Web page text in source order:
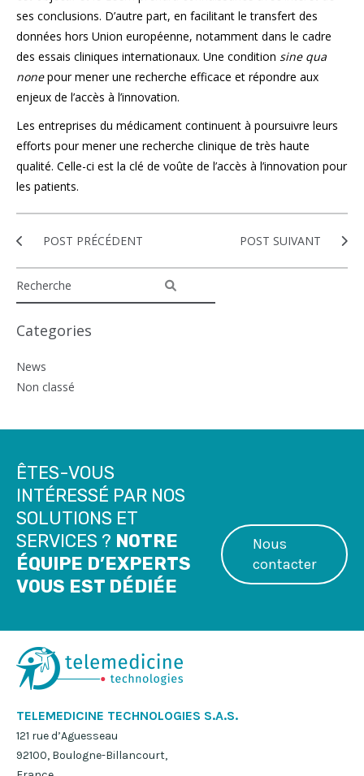
ses conclusions. D’autre part, en facilitant le transfert des
données hors Union européenne, notamment dans le cadre
des essais cliniques internationaux. Une condition sine qua
nonepour mener une recherche efficace et répondre aux
enjeux de l’accès à l’innovation.
Les entreprises du médicament continuent à poursuivre leurs
efforts pour mener une recherche clinique de très haute
qualité. Celle-ci est la clé de voûte de l’accès à l’innovation pour
les patients.
POST PRÉCÉDENT POST SUIVANT
Categories
News
Non classé
ÊTES-VOUS
INTÉRESSÉ PAR NOS
SOLUTIONS ET
SERVICES ? NOTRE
ÉQUIPE D’EXPERTS
VOUS EST DÉDIÉE
Nous
contacter
TELEMEDICINE TECHNOLOGIES S.A.S.
121 rue d’Aguesseau
92100, Boulogne-Billancourt,